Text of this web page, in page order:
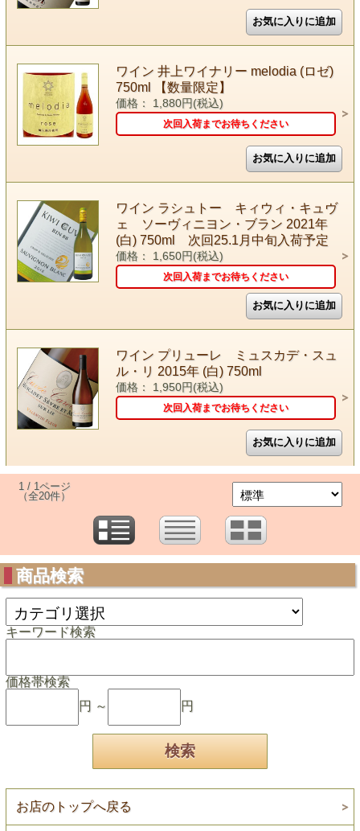
ワイン 井上ワイナリー melodia (ロゼ)
750ml 【数量限定】
価格： 1,880円(税込)
次回入荷までお待ちください
ワイン ラシュトー キィウィ・キュヴ
ェ ソーヴィニヨン・ブラン 2021年
(白) 750ml 次回25.1月中旬入荷予定
価格： 1,650円(税込)
次回入荷までお待ちください
ワイン プリューレ ミュスカデ・スュ
ル・リ 2015年 (白) 750ml
価格： 1,950円(税込)
次回入荷までお待ちください
1 / 1ページ
（全20件）
商品検索
キーワード検索
価格帯検索
円 ～
円
お店のトップへ戻る